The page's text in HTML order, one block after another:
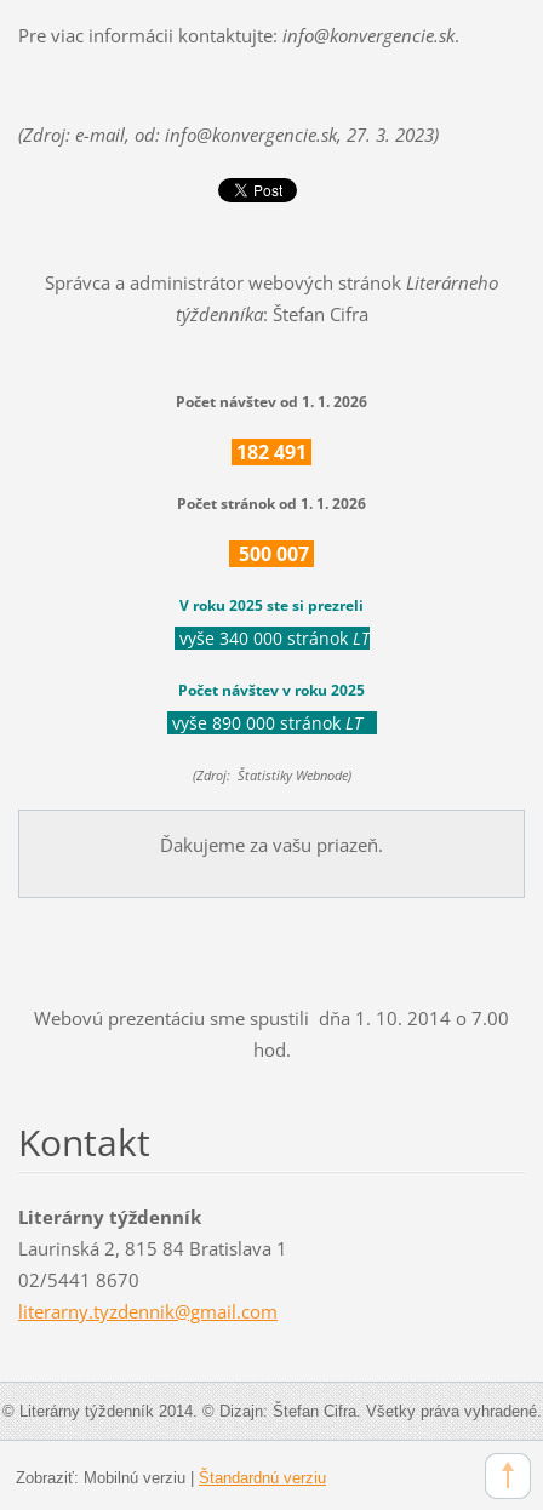
Pre viac informácii kontaktujte: info@konvergencie.sk.
(Zdroj: e-mail, od: info@konvergencie.sk, 27. 3. 2023)
Správca a administrátor webových stránok Literárneho
týždenníka: Štefan Cifra
Počet návštev od 1. 1. 2026
182491
Počet stránok od 1. 1. 2026
500007
V roku 2025 ste si prezreli
vyše 340 000 stránok LT
Počet návštev v roku 2025
vyše 890 000 stránok LT
(Zdroj: Štatistiky Webnode)
Ďakujeme za vašu priazeň.
Webovú prezentáciu sme spustili dňa 1. 10. 2014 o 7.00
hod.
Kontakt
Literárny týždenník
Laurinská 2, 815 84 Bratislava 1
02/5441 8670
literarny.tyzdennik@gmail.com
© Literárny týždenník 2014. © Dizajn: Štefan Cifra. Všetky práva vyhradené.
Zobraziť: Mobilnú verziu| Štandardnú verziu